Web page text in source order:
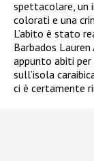
spettacolare, un
colorati e una
L’abito è stato
Barbados
appunto abiti
sull’isola
ci è certamente